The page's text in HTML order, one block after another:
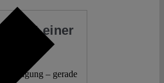
mit einer
– gerade